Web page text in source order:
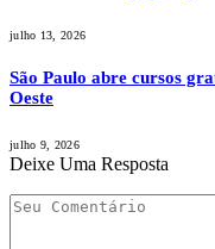
julho 13, 2026
São Paulo abre cursos
Oeste
julho 9, 2026
Deixe Uma Resposta